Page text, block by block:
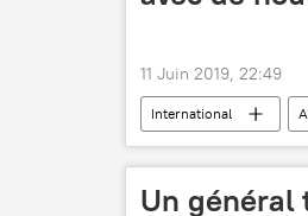
11 Juin 2019, 22:49
International
comportement
Un général